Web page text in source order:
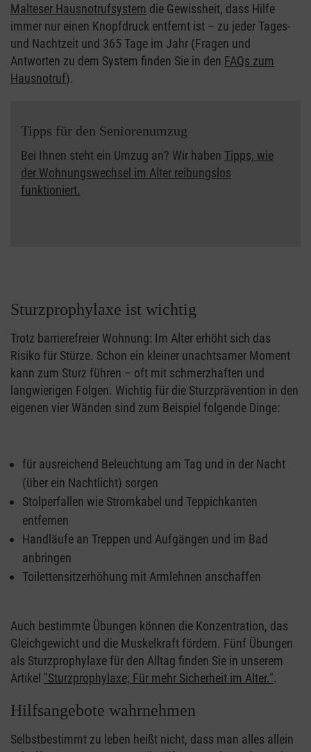
Malteser Hausnotrufsystem die Gewissheit, dass Hilfe
immer nur einen Knopfdruck entfernt ist – zu jeder Tages-
und Nachtzeit und 365 Tage im Jahr (Fragen und
Antworten zu dem System finden Sie in den FAQs zum
Hausnotruf).
Tipps für den Seniorenumzug
Bei Ihnen steht ein Umzug an? Wir haben Tipps, wie
der Wohnungswechsel im Alter reibungslos
funktioniert.
Sturzprophylaxe ist wichtig
Trotz barrierefreier Wohnung: Im Alter erhöht sich das
Risiko für Stürze. Schon ein kleiner unachtsamer Moment
kann zum Sturz führen – oft mit schmerzhaften und
langwierigen Folgen. Wichtig für die Sturzprävention in den
eigenen vier Wänden sind zum Beispiel folgende Dinge:
für ausreichend Beleuchtung am Tag und in der Nacht
(über ein Nachtlicht) sorgen
Stolperfallen wie Stromkabel und Teppichkanten
entfernen
Handläufe an Treppen und Aufgängen und im Bad
anbringen
Toilettensitzerhöhung mit Armlehnen anschaffen
Auch bestimmte Übungen können die Konzentration, das
Gleichgewicht und die Muskelkraft fördern. Fünf Übungen
als Sturzprophylaxe für den Alltag finden Sie in unserem
Artikel "Sturzprophylaxe; Für mehr Sicherheit im Alter.".
Hilfsangebote wahrnehmen
Selbstbestimmt zu leben heißt nicht, dass man alles allein